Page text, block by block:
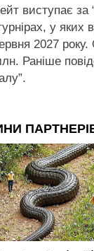
виступає за
у яких
2027
Раніше